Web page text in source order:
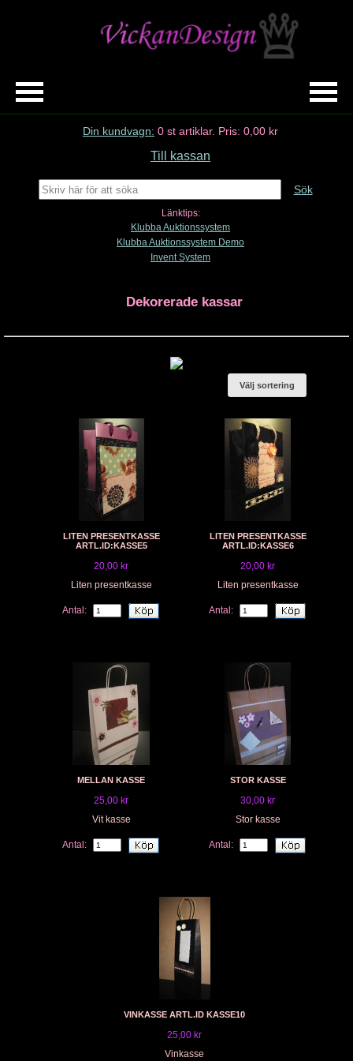
Din kundvagn: 0 st artiklar. Pris: 0,00 kr
Till kassan
Sök
Länktips:
Klubba Auktionssystem
Klubba Auktionssystem Demo
Invent System
Dekorerade kassar
Välj sortering
LITEN PRESENTKASSE
ARTL.ID:KASSE5
20,00 kr
Liten presentkasse
Antal:
LITEN PRESENTKASSE
ARTL.ID:KASSE6
20,00 kr
Liten presentkasse
Antal:
MELLAN KASSE
25,00 kr
Vit kasse
Antal:
STOR KASSE
30,00 kr
Stor kasse
Antal:
VINKASSE ARTL.ID KASSE10
25,00 kr
Vinkasse